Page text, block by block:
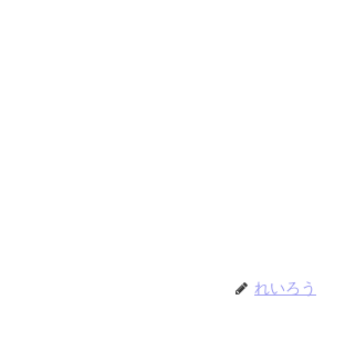
れいろう